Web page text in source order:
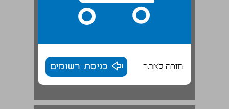
חזרה לאתר כניסת רשומים